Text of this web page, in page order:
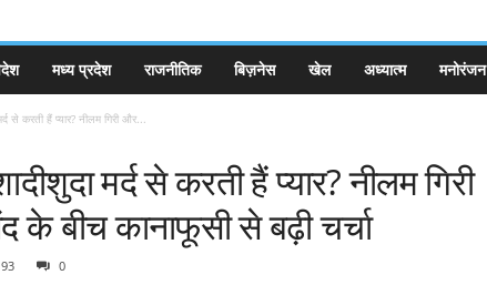
मध्य प्रदेश राजनीतिक बिज़नेस खेल अध्यात्म मनोरंजन
से करती हैं प्यार? नीलम गिरी और...
मर्द से करती हैं प्यार? नीलम गिरी
बीच कानाफूसी से बढ़ी चर्चा
93 0